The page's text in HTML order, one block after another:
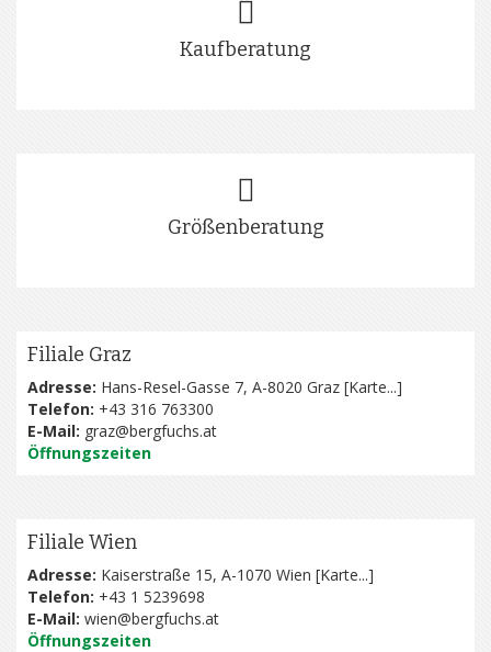
Kaufberatung
Größenberatung
Filiale Graz
Adresse: Hans-Resel-Gasse 7, A-8020 Graz [Karte...]
Telefon: +43 316 763300
E-Mail: graz@bergfuchs.at
Öffnungszeiten
Filiale Wien
Adresse: Kaiserstraße 15, A-1070 Wien [Karte...]
Telefon: +43 1 5239698
E-Mail: wien@bergfuchs.at
Öffnungszeiten